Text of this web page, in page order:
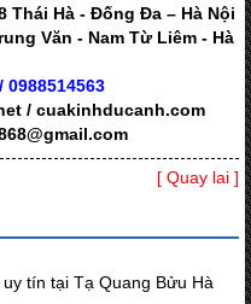
Thái Hà - Đống Đa – Hà Nội
Văn - Nam Từ Liêm - Hà
0988514563
/ cuakinhducanh.com
[ Quay lai ]
tín tại Tạ Quang Bửu Hà